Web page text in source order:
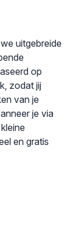
uitgebreide
op
zodat jij
van je
je via
en gratis